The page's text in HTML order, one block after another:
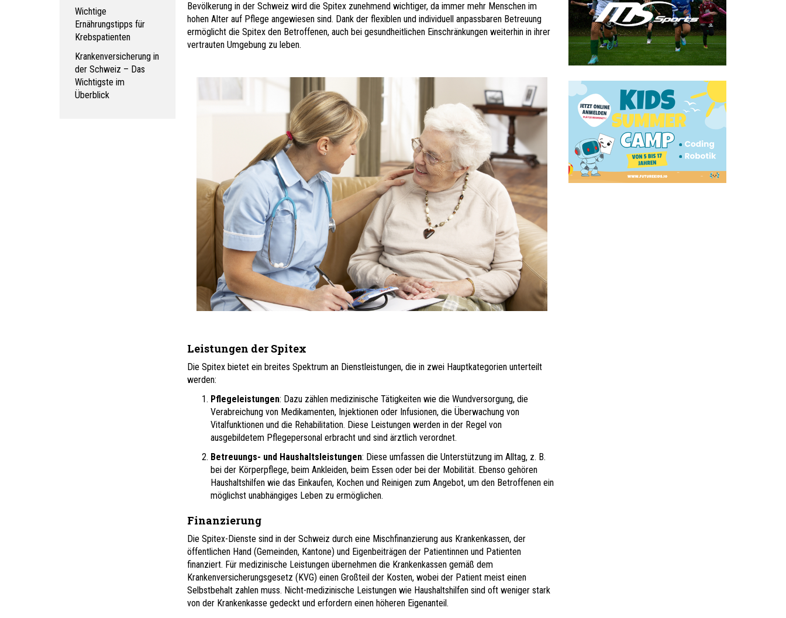
Wichtige
Ernährungstipps für
Krebspatienten
Krankenversicherung in
der Schweiz – Das
Wichtigste im
Überblick
Bevölkerung in der Schweiz wird die Spitex zunehmend wichtiger, da immer mehr Menschen im
hohen Alter auf Pflege angewiesen sind. Dank der flexiblen und individuell anpassbaren Betreuung
ermöglicht die Spitex den Betroffenen, auch bei gesundheitlichen Einschränkungen weiterhin in ihrer
vertrauten Umgebung zu leben.
Leistungen der Spitex
Die Spitex bietet ein breites Spektrum an Dienstleistungen, die in zwei Hauptkategorien unterteilt
werden:
Pflegeleistungen: Dazu zählen medizinische Tätigkeiten wie die Wundversorgung, die
Verabreichung von Medikamenten, Injektionen oder Infusionen, die Überwachung von
Vitalfunktionen und die Rehabilitation. Diese Leistungen werden in der Regel von
ausgebildetem Pflegepersonal erbracht und sind ärztlich verordnet.
Betreuungs- und Haushaltsleistungen: Diese umfassen die Unterstützung im Alltag, z. B.
bei der Körperpflege, beim Ankleiden, beim Essen oder bei der Mobilität. Ebenso gehören
Haushaltshilfen wie das Einkaufen, Kochen und Reinigen zum Angebot, um den Betroffenen ein
möglichst unabhängiges Leben zu ermöglichen.
Finanzierung
Die Spitex-Dienste sind in der Schweiz durch eine Mischfinanzierung aus Krankenkassen, der
öffentlichen Hand (Gemeinden, Kantone) und Eigenbeiträgen der Patientinnen und Patienten
finanziert. Für medizinische Leistungen übernehmen die Krankenkassen gemäß dem
Krankenversicherungsgesetz (KVG) einen Großteil der Kosten, wobei der Patient meist einen
Selbstbehalt zahlen muss. Nicht-medizinische Leistungen wie Haushaltshilfen sind oft weniger stark
von der Krankenkasse gedeckt und erfordern einen höheren Eigenanteil.